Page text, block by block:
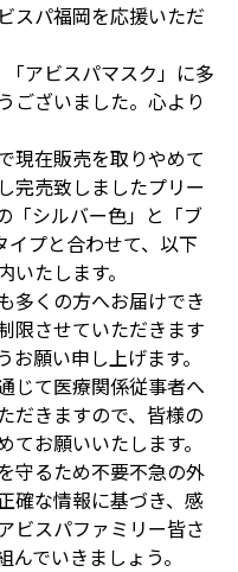
スパ福岡を応援いただ
アビスパマスク」に多
ございました。心より
現在販売を取りやめて
完売致しましたプリー
「シルバー色」と「ブ
プと合わせて、以下
たします。
多くの方へお届けでき
限させていただきます
願い申し上げます。
じて医療関係従事者へ
だきますので、皆様の
お願いいたします。
守るため不要不急の外
確な情報に基づき、感
ビスパファミリー皆さ
でいきましょう。